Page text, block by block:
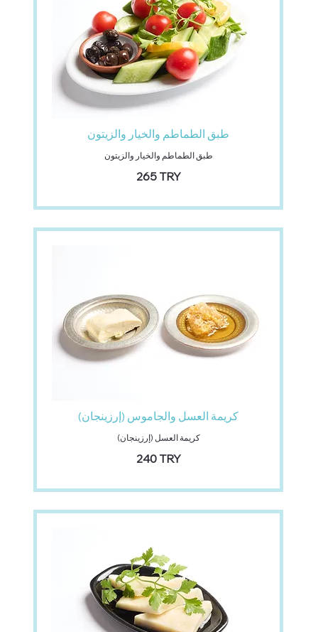
طبق الطماطم والخيار والزيتون
طبق الطماطم والخيار والزيتون
‏265 TRY
كريمة العسل والجاموس (إرزينجان)
كريمة العسل (إرزينجان)
‏240 TRY